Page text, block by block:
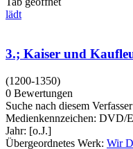
lädt
3.; Kaiser und
(1200-1350)
0 Bewertungen
Suche nach diesem Verfasser
Medienkennzeichen: DVD/E
Jahr: [o.J.]
Übergeordnetes Werk: Wir